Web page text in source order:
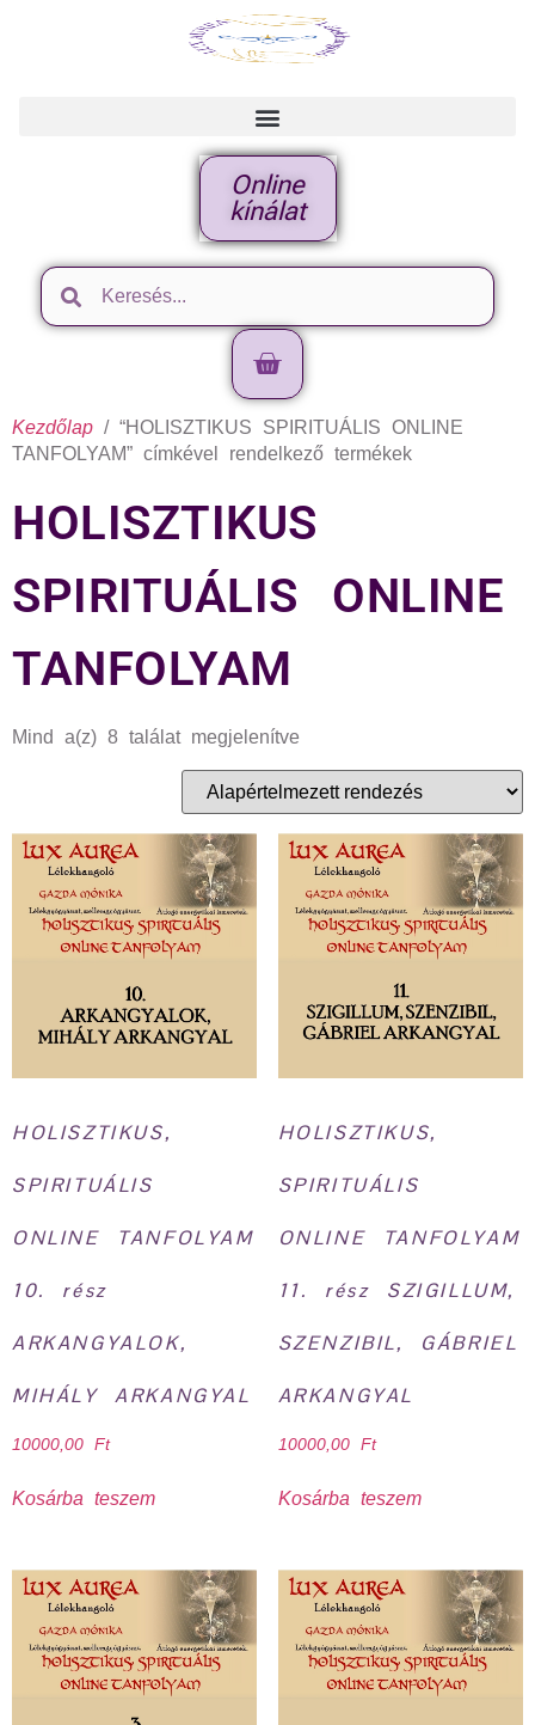
Online
kínálat
Kezdőlap / “HOLISZTIKUS SPIRITUÁLIS ONLINE
TANFOLYAM” címkével rendelkező termékek
HOLISZTIKUS
SPIRITUÁLIS ONLINE
TANFOLYAM
Mind a(z) 8 találat megjelenítve
HOLISZTIKUS,
SPIRITUÁLIS
ONLINE TANFOLYAM
10. rész
ARKANGYALOK,
MIHÁLY ARKANGYAL
10000,00 Ft
Kosárba teszem
HOLISZTIKUS,
SPIRITUÁLIS
ONLINE TANFOLYAM
11. rész SZIGILLUM,
SZENZIBIL, GÁBRIEL
ARKANGYAL
10000,00 Ft
Kosárba teszem